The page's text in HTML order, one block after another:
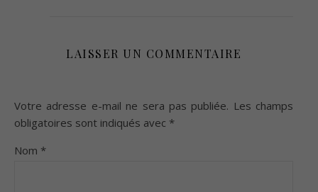
LAISSER UN COMMENTAIRE
Votre adresse e-mail ne sera pas publiée. Les champs
obligatoires sont indiqués avec *
Nom *